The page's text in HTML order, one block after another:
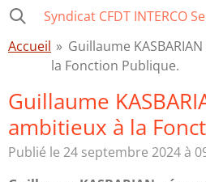
Passer
contenu
principal
Accueil » Guillaume
la Fonction Publique.
Guillaume
ambitieux à la
Publié le 24 septembre 2024 à